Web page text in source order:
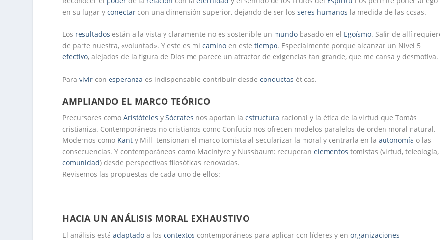
en su lugar yconectar con una dimensión superior, dejando de ser losseres humanos la medida de las cosas.
Los resultados están a la vista y claramente no es sostenible un mundo basado en el Egoísmo. Salir de allí
de parte nuestra, «voluntad». Y este es micamino en estetiempo. Especialmente porque alcanzar un Nivel 5
efectivo, alejados de la figura de Dios me parece un atractor de exigencias tan grande, que me cansa y desmotiva.
Paravivir conesperanza es indispensable contribuir desdeconductas éticas.
AMPLIANDO EL MARCO TEÓRICO
Precursores comoAristóteles ySócrates nos aportan laestructura racional y la ética de la virtud que Tomás
cristianiza. Contemporáneos no cristianos como Confucio nos ofrecen modelos paralelos de orden moral natural.
Modernos como Kant y Mill tensionan el marco tomista al secularizar la moral y centrarla en laautonomía o las
consecuencias. Y contemporáneos como MacIntyre y Nussbaum: recuperanelementos tomistas (virtud, teleología,
comunidad) desde perspectivas filosóficas renovadas.
Revisemos las propuestas de cada uno de ellos:
HACIA UN ANÁLISIS MORAL EXHAUSTIVO
El análisis estáadaptado a loscontextos contemporáneos para aplicar con líderes y enorganizaciones